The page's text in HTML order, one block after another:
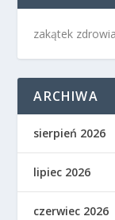
zakątek zdrowia
ARCHIWA
sierpień 2026
lipiec 2026
czerwiec 2026